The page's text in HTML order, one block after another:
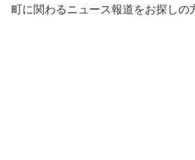
町に関わるニュース報道をお探しの